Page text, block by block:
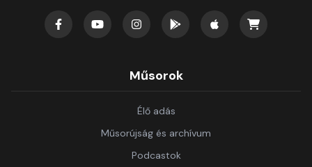
Műsorok
Élő adás
Műsorújság és archívum
Podcastok